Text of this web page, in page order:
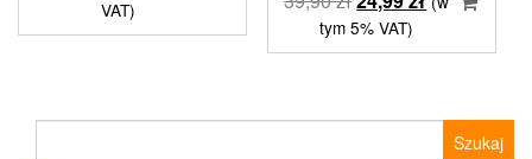
VAT)
cena
wynosiła:wynosi:
tym 5% VAT)